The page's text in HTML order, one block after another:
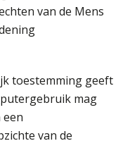
van de Mens
toestemming geeft
mag
van de
Summercourse: Kiezen en loslaten & een mindset die kansen ziet en vertrouwen geeft